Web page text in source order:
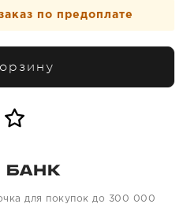
по предоплате
для покупок до 300 000